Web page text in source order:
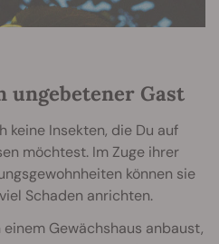
ungebetener Gast
keine Insekten, die Du auf
möchtest. Im Zuge ihrer
können sie
Schaden anrichten.
Gewächshaus anbaust,